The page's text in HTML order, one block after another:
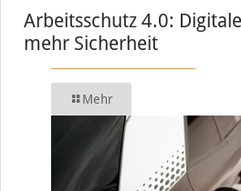
Arbeitsschutz 4.0:
mehr Sicherheit
Mehr